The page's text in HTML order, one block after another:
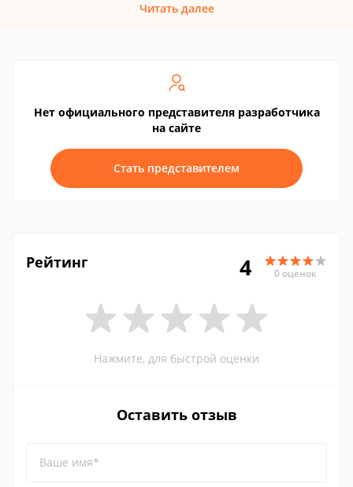
Читать далее
Нет официального представителя разработчика
на сайте
Стать представителем
Рейтинг 4 0 оценок
Нажмите, для быстрой оценки
Оставить отзыв
Ваше имя*